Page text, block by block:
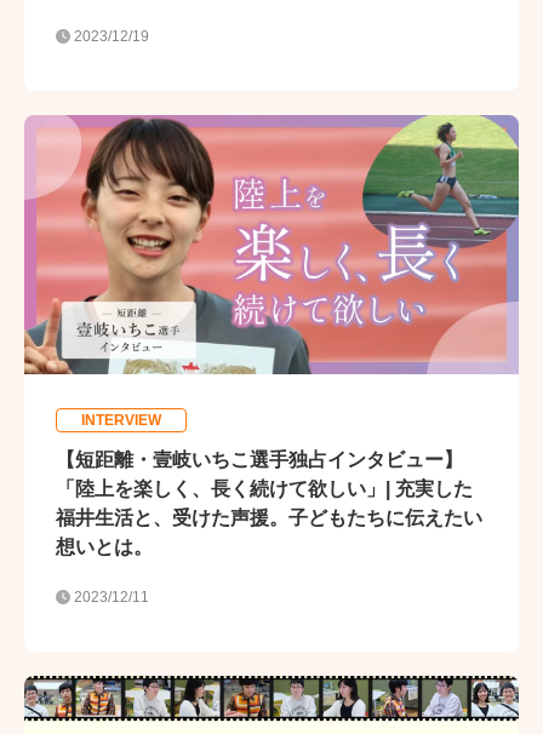
2023/12/19
INTERVIEW
【短距離・壹岐いちこ選手独占インタビュー】
「陸上を楽しく、長く続けて欲しい」| 充実した
福井生活と、受けた声援。子どもたちに伝えたい
想いとは。
2023/12/11